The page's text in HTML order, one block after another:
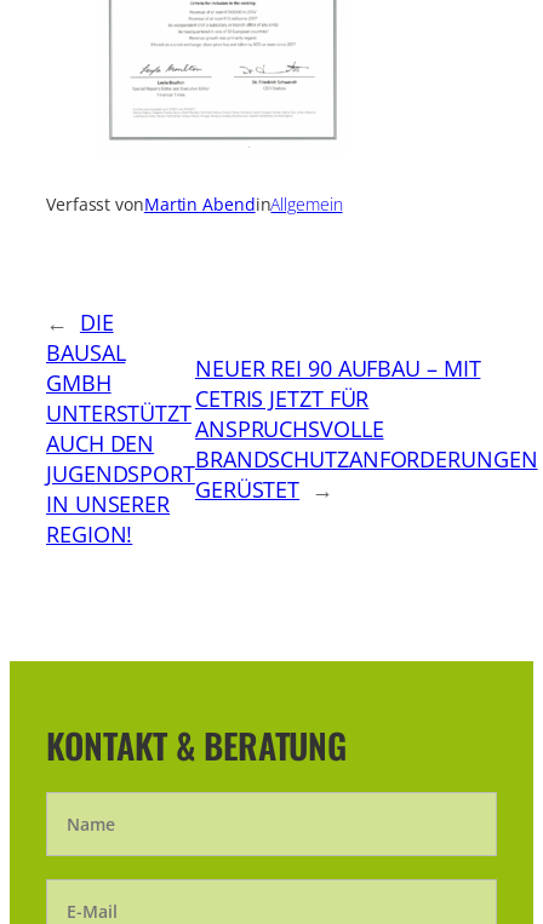
Verfasst vonMartin AbendinAllgemein
← DIE
BAUSAL
GMBH
UNTERSTÜTZT
AUCH DEN
JUGENDSPORT
IN UNSERER
REGION!
NEUER REI 90 AUFBAU – MIT
CETRIS JETZT FÜR
ANSPRUCHSVOLLE
BRANDSCHUTZANFORDERUNGEN
GERÜSTET →
KONTAKT & BERATUNG